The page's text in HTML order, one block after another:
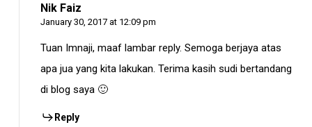
Nik Faiz
January 30, 2017 at 12:09 pm
Tuan Imnaji, maaf lambar reply. Semoga berjaya atas
apa jua yang kita lakukan. Terima kasih sudi bertandang
di blog saya 🙂
Reply